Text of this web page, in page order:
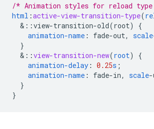
/* Animation styles for reload
html :active-view-transition-type(
& ::view-transition-old(root)
{
animation-name : fade-out,
}
& ::view-transition-new(root)
{
animation-delay : 0.25s ;
animation-name : fade-in, scale-
}
}